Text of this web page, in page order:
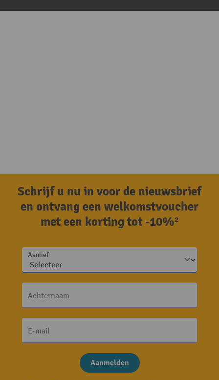
Schrijf u nu in voor de nieuwsbrief
en ontvang een welkomstvoucher
met een korting tot -10%²
Aanhef
Achternaam
E-mail
Aanmelden